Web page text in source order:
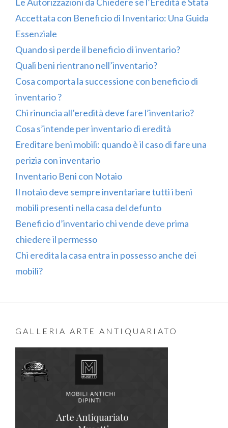
Accettata con Beneficio di Inventario: Una Guida
Essenziale
Quando si perde il beneficio di inventario?
Quali beni rientrano nell’inventario?
Cosa comporta la successione con beneficio di
inventario ?
Chi rinuncia all’eredità deve fare l’inventario?
Cosa s’intende per inventario di eredità
Ereditare beni mobili: quando è il caso di fare una
perizia con inventario
Inventario Beni con Notaio
Il notaio deve sempre inventariare tutti i beni
mobili presenti nella casa del defunto
Beneficio d’inventario chi vende deve prima
chiedere il permesso
Chi eredita la casa entra in possesso anche dei
mobili?
GALLERIA ARTE ANTIQUARIATO